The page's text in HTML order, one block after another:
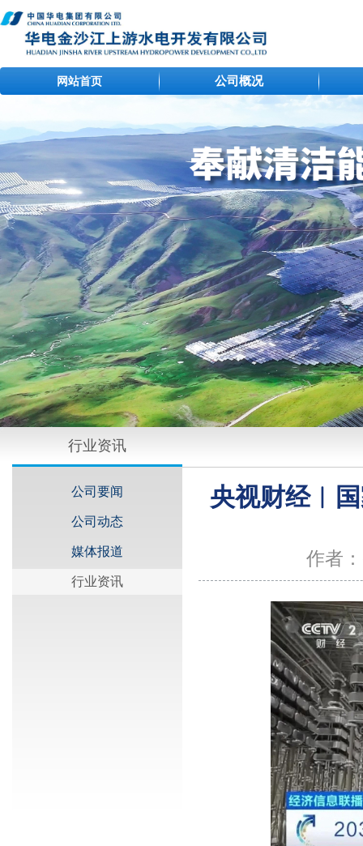
网站首页 公司概况
行业资讯
公司要闻
公司动态
媒体报道
行业资讯
央视财经︱
作者